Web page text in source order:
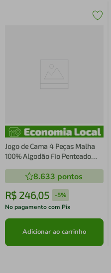
Jogo de Cama 4 Peças Malha
100% Algodão Fio Penteado
8.633 pontos
R$ 246,05 -5%
No pagamento com Pix
Adicionar ao carrinho